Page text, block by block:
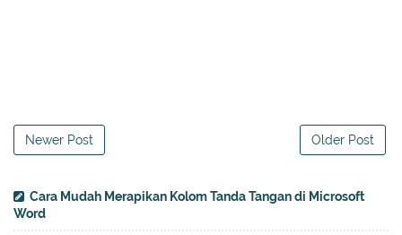
Newer Post Older Post
Cara Mudah Merapikan Kolom Tanda Tangan di Microsoft
Word